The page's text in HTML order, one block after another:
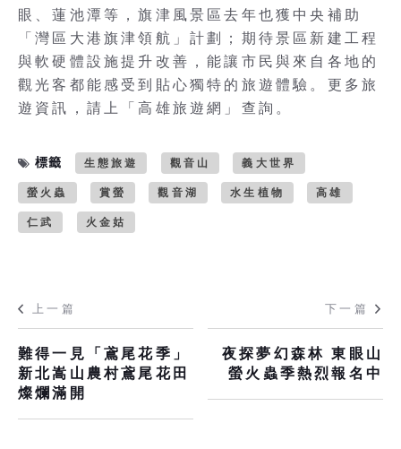
眼、蓮池潭等，旗津風景區去年也獲中央補助
「灣區大港旗津領航」計劃；期待景區新建工程
與軟硬體設施提升改善，能讓市民與來自各地的
觀光客都能感受到貼心獨特的旅遊體驗。更多旅
遊資訊，請上「高雄旅遊網」查詢。
標籤 生態旅遊 觀音山 義大世界
螢火蟲 賞螢 觀音湖 水生植物 高雄
仁武 火金姑
上一篇
難得一見「鳶尾花季」
新北嵩山農村鳶尾花田
燦爛滿開
下一篇
夜探夢幻森林 東眼山
螢火蟲季熱烈報名中